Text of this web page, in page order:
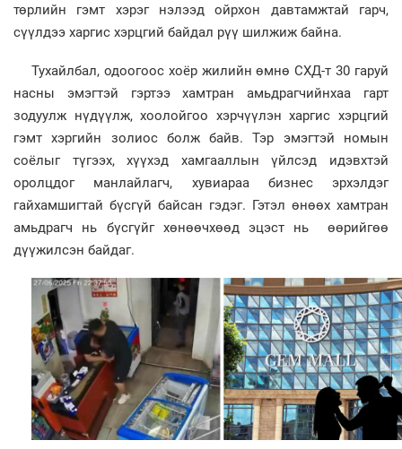
төрлийн гэмт хэрэг нэлээд ойрхон давтамжтай гарч,
сүүлдээ харгис хэрцгий байдал рүү шилжиж байна.
Тухайлбал, одоогоос хоёр жилийн өмнө СХД-т 30 гаруй
насны эмэгтэй гэртээ хамтран амьдрагчийнхаа гарт
зодуулж нүдүүлж, хоолойгоо хэрчүүлэн харгис хэрцгий
гэмт хэргийн золиос болж байв. Тэр эмэгтэй номын
соёлыг түгээх, хүүхэд хамгааллын үйлсэд идэвхтэй
оролцдог манлайлагч, хувиараа бизнес эрхэлдэг
гайхамшигтай бүсгүй байсан гэдэг. Гэтэл өнөөх хамтран
амьдрагч нь бүсгүйг хөнөөчхөөд эцэст нь өөрийгөө
дүүжилсэн байдаг.